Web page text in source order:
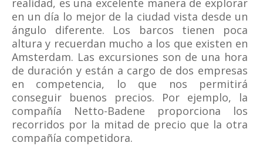
realidad, es una excelente manera de explorar
en un día lo mejor de la ciudad vista desde un
ángulo diferente. Los barcos tienen poca
altura y recuerdan mucho a los que existen en
Amsterdam. Las excursiones son de una hora
de duración y están a cargo de dos empresas
en competencia, lo que nos permitirá
conseguir buenos precios. Por ejemplo, la
compañía Netto-Badene proporciona los
recorridos por la mitad de precio que la otra
compañía competidora.